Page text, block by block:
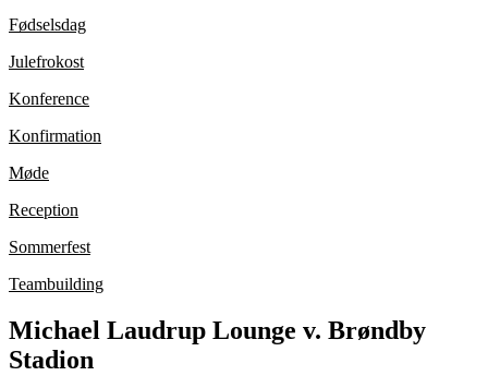
Fødselsdag
Julefrokost
Konference
Konfirmation
Møde
Reception
Sommerfest
Teambuilding
Michael Laudrup Lounge v. Brøndby
Stadion